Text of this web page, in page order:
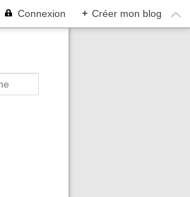
Connexion + Créer mon blog